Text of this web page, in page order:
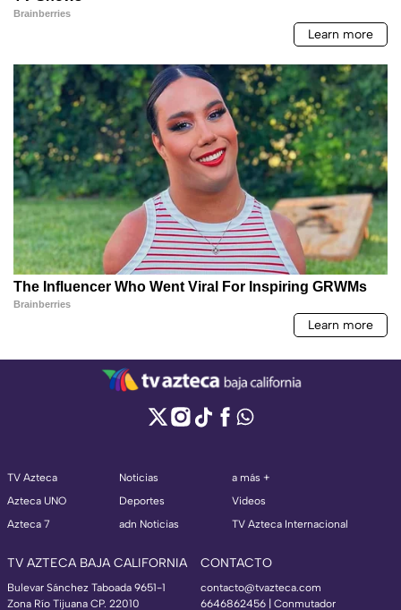
TV Azteca
Azteca UNO
Azteca 7
Noticias
Deportes
adn Noticias
a más +
Videos
TV Azteca Internacional
TV AZTECA BAJA CALIFORNIA
Bulevar Sánchez Taboada 9651-1
Zona Río Tijuana CP. 22010
CONTACTO
contacto@tvazteca.com
6646862456 | Conmutador